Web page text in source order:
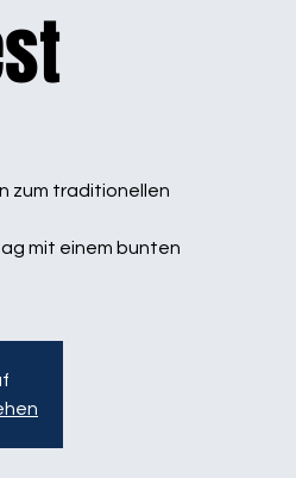
zum traditionellen
mit einem bunten